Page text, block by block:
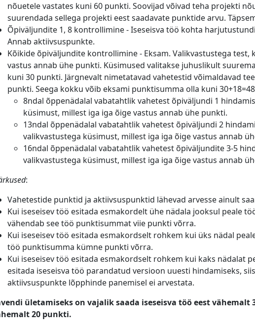
nõuetele vastates kuni 60 punkti. Soovijad võivad teha projekti
suurendada sellega projekti eest saadavate punktide arvu.
Õpiväljundite 1, 8 kontrollimine - Iseseisva töö kohta
Annab aktiivsuspunkte.
Kõikide õpiväljundite kontrollimine - Eksam. Valikvastustega test,
vastus annab ühe punkti. Küsimused valitakse juhuslikult
kuni 30 punkti. Järgnevalt nimetatavad vahetestid võimaldavad
punkti. Seega kokku võib eksami punktisumma olla kuni
8ndal õppenädalal vabatahtlik vahetest õpiväljundi 1
küsimust, millest iga iga õige vastus annab ühe punkti.
13ndal õppenädalal vabatahtlik vahetest õpiväljundi 2
valikvastustega küsimust, millest iga iga õige vastus annab
16ndal õppenädalal vabatahtlik vahetest õpiväljundite 3-5
valikvastustega küsimust, millest iga iga õige vastus annab
:
Vahetestide punktid ja aktiivsuspunktid lähevad arvesse ainult
Kui iseseisev töö esitada esmakordelt ühe nädala jooksul peale
vähendab see töö punktisummat viie punkti võrra.
Kui iseseisev töö esitada esmakordselt rohkem kui üks nädal
töö punktisumma kümne punkti võrra.
Kui iseseisev töö esitada esmakordselt rohkem kui kaks nädalat
esitada iseseisva töö parandatud versioon uuesti hindamiseks,
aktiivsuspunkte lõpphinde panemisel ei arvestata.
ületamiseks on vajalik saada iseseisva töö eest vähemalt
20 punkti.